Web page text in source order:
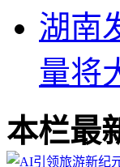
湖南
量将
本栏最